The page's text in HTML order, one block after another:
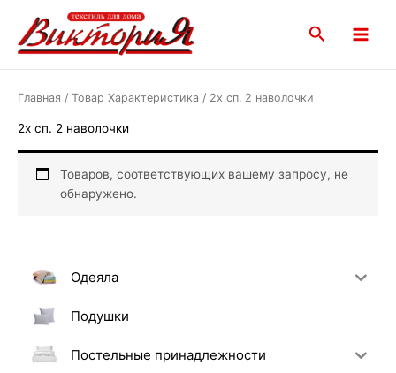
содержимому
Поиск
Menu
Одеяла
Подушки
Постельные принадлежности
Главная / Товар Характеристика / 2х сп. 2 наволочки
2х сп. 2 наволочки
Товаров, соответствующих вашему запросу, не
обнаружено.